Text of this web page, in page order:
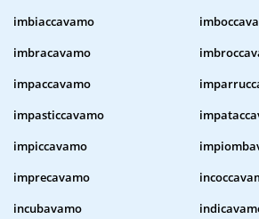
imbiaccavamo
imbracavamo
impaccavamo
impasticcavamo
impiccavamo
imprecavamo
incubavamo